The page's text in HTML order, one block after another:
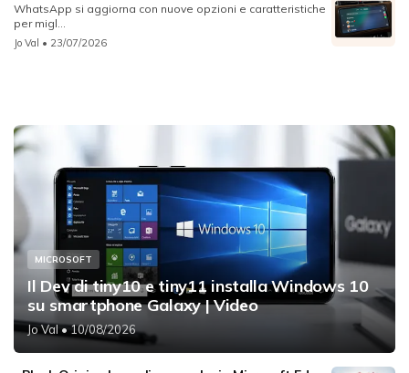
WhatsApp si aggiorna con nuove opzioni e caratteristiche
per migl...
Jo Val • 23/07/2026
MICROSOFT
Il Dev di tiny10 e tiny11 installa Windows 10
su smartphone Galaxy | Video
Jo Val• 10/08/2026